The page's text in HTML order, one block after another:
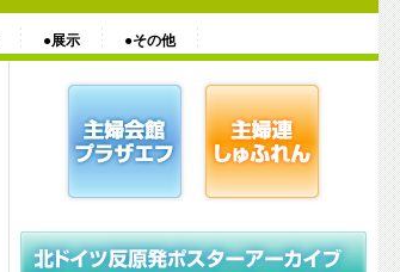
●展示 ●その他